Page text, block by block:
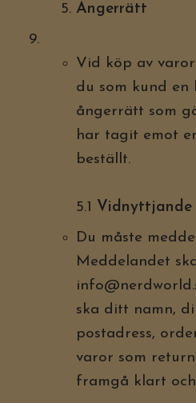
Ångerrätt
Vid köp av
du som kund en
ångerrätt som
har tagit emot
beställt.
5.1
Du måste
Meddelandet
ska ditt namn,
postadress,
varor som
framgå klart